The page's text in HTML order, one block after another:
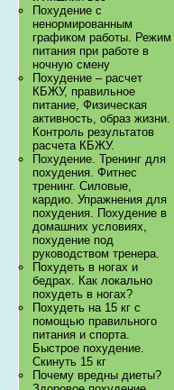
Похудение с
ненормированным
графиком работы. Режим
питания при работе в
ночную смену
Похудение – расчет
КБЖУ, правильное
питание, Физическая
активность, образ жизни.
Контроль результатов
расчета КБЖУ.
Похудение. Тренинг для
похудения. Фитнес
тренинг. Силовые,
кардио. Упражнения для
похудения. Похудение в
домашних условиях,
похудение под
руководством тренера.
Похудеть в ногах и
бедрах. Как локально
похудеть в ногах?
Похудеть на 15 кг с
помощью правильного
питания и спорта.
Быстрое похудение.
Скинуть 15 кг
Почему вредны диеты?